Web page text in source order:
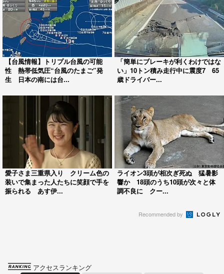
【台風情報】トリプル台風の可能
性 熱帯低気圧“台風のたまご”発
生 日本の南には台...
「簡単にブレーキが利くわけではな
い」10トン積み走行中に震度7 65
歳ドライバー...
愛子さま三重県入り クリーム色の
装いで集まった人たちに笑顔で手を
振られる あす伊...
ライオン3頭が相次ぎ死ぬ 猛暑影
響か 18頭のうち10頭が次々と体
調不良に クー...
Recommended by
アクセスランキング